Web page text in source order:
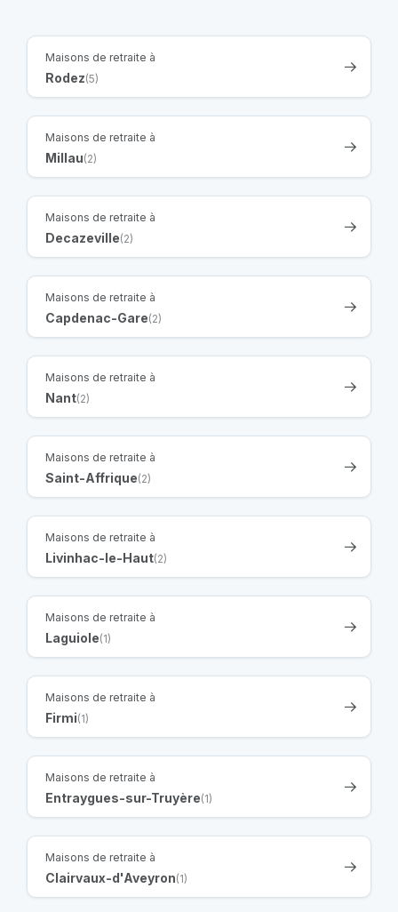
Maisons de retraite à
Rodez(5)
Maisons de retraite à
Millau(2)
Maisons de retraite à
Decazeville(2)
Maisons de retraite à
Capdenac-Gare(2)
Maisons de retraite à
Nant(2)
Maisons de retraite à
Saint-Affrique(2)
Maisons de retraite à
Livinhac-le-Haut(2)
Maisons de retraite à
Laguiole(1)
Maisons de retraite à
Firmi(1)
Maisons de retraite à
Entraygues-sur-Truyère(1)
Maisons de retraite à
Clairvaux-d'Aveyron(1)